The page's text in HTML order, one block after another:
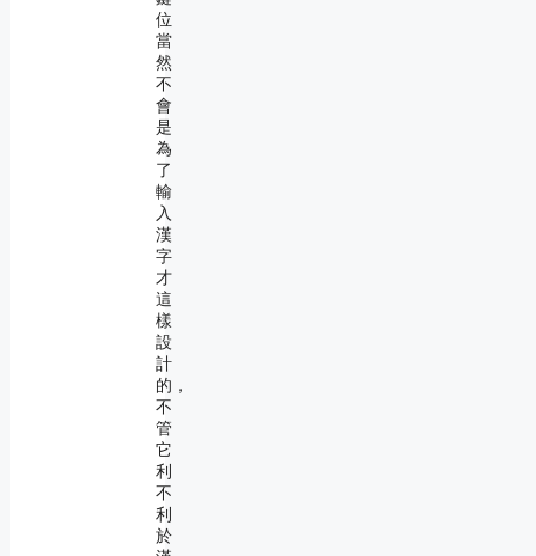
位
當
然
不
會
是
為
了
輸
入
漢
字
才
這
樣
設
計
的，
不
管
它
利
不
利
於